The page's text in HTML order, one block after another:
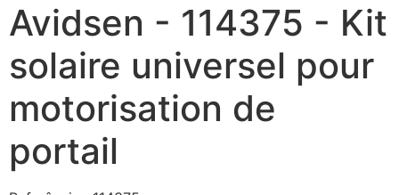
Avidsen - 114375 - Kit
solaire universel pour
motorisation de
portail